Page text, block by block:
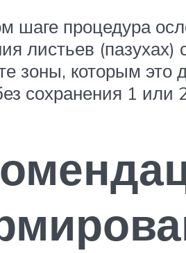
шаге процедура
листьев
зоны, которым это
сохранения 1 или